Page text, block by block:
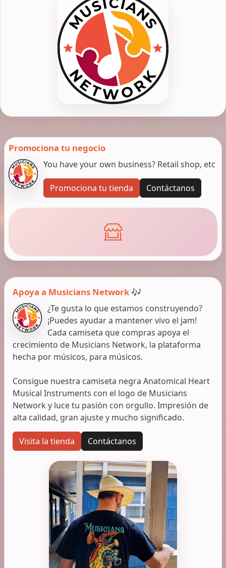
Promociona tu negocio
You have your own business? Retail shop, etc
Promociona tu tienda Contáctanos
Apoya a Musicians Network 🎶
¿Te gusta lo que estamos construyendo?
¡Puedes ayudar a mantener vivo el jam!
Cada camiseta que compras apoya el
crecimiento de Musicians Network, la plataforma
hecha por músicos, para músicos.
Consigue nuestra camiseta negra Anatomical Heart
Musical Instruments con el logo de Musicians
Network y luce tu pasión con orgullo. Impresión de
alta calidad, gran ajuste y mucho significado.
Visita la tienda Contáctanos